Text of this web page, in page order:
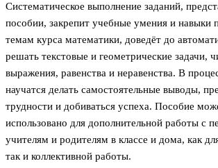
Систематическое выполнение заданий,
пособии, закрепит учебные умения и навыки
темам курса математики, доведёт до
решать текстовые и геометрические задачи,
выражения, равенства и неравенства. В
научатся делать самостоятельные выводы,
трудности и добиваться успеха. Пособие
использовано для дополнительной работы с
учителям и родителям в классе и дома, как
так и коллективной работы.